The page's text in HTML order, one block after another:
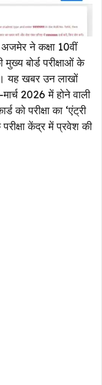
अजमेर ने कक्षा 10वीं
बोर्ड परीक्षाओं के
यह खबर उन लाखों
2026 में होने वाली
को परीक्षा का ‘एंट्री
केंद्र में प्रवेश की